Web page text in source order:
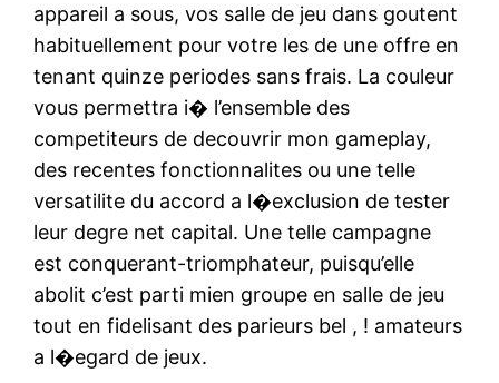
appareil a sous, vos salle de jeu dans goutent
habituellement pour votre les de une offre en
tenant quinze periodes sans frais. La couleur
vous permettra i� l’ensemble des
competiteurs de decouvrir mon gameplay,
des recentes fonctionnalites ou une telle
versatilite du accord a l�exclusion de tester
leur degre net capital. Une telle campagne
est conquerant-triomphateur, puisqu’elle
abolit c’est parti mien groupe en salle de jeu
tout en fidelisant des parieurs bel , ! amateurs
a l�egard de jeux.